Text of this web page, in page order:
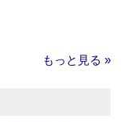
もっと見る »